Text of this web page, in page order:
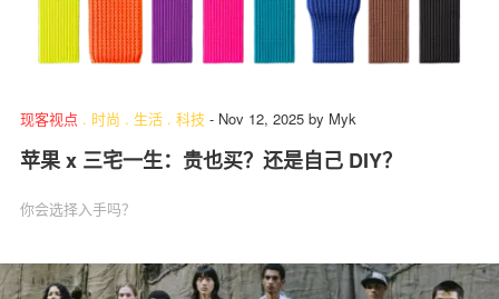
现客视点 . 时尚 . 生活 . 科技 - Nov 12, 2025 by Myk
苹果 x 三宅一生：贵也买？还是自己 DIY？
你会选择入手吗？